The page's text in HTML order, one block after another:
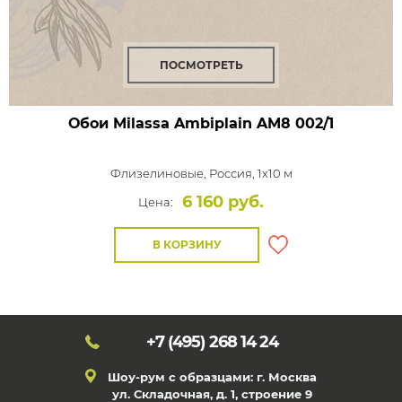
ПОСМОТРЕТЬ
Обои Milassa Ambiplain AM8 002/1
Флизелиновые, Россия, 1x10 м
Цена:
6 160 руб.
В КОРЗИНУ
+7 (495) 268 14 24
Шоу-рум с образцами: г. Москва
ул. Складочная, д. 1, строение 9